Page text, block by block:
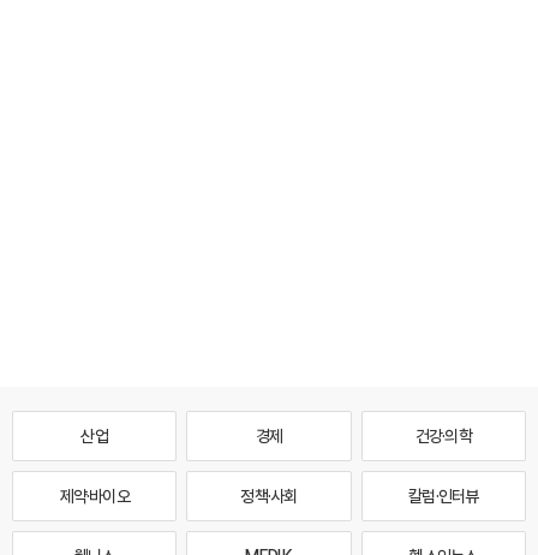
산업 경제 건강·의학
제약·바이오 정책·사회 칼럼·인터뷰